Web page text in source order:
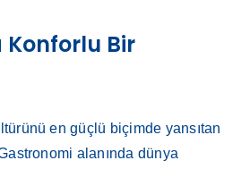
Konforlu Bir
en güçlü biçimde yansıtan
alanında dünya